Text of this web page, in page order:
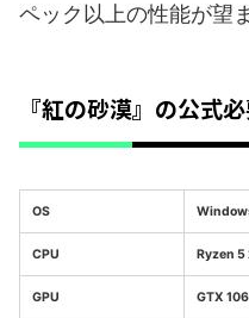
ペック以上の性能が望
『紅の砂漠』の公式
OS
CPU Ryzen
GPU GTX